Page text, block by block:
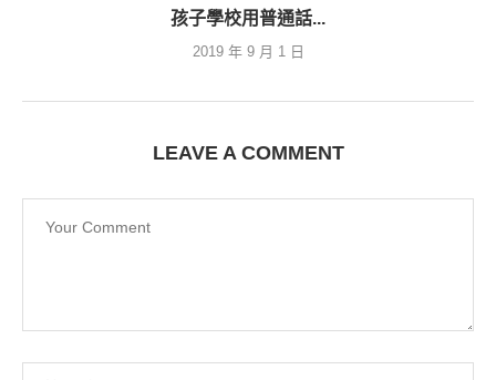
孩子學校用普通話...
2019 年 9 月 1 日
LEAVE A COMMENT